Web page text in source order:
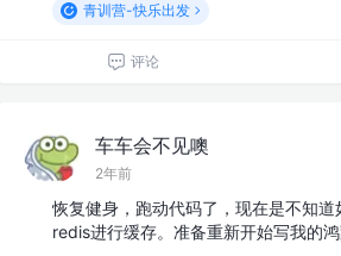
青训营-快乐出发
评论
车车会不见噢
2年前
恢复健身，跑动代码了，现在是不知道
redis进行缓存。准备重新开始写我的